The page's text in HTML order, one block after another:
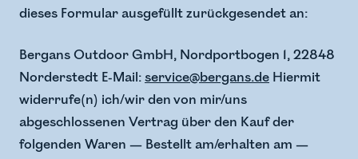
dieses Formular ausgefüllt zurückgesendet an:
Bergans Outdoor GmbH, Nordportbogen 1, 22848
Norderstedt E-Mail: service@bergans.de Hiermit
widerrufe(n) ich/wir den von mir/uns
abgeschlossenen Vertrag über den Kauf der
folgenden Waren — Bestellt am/erhalten am —